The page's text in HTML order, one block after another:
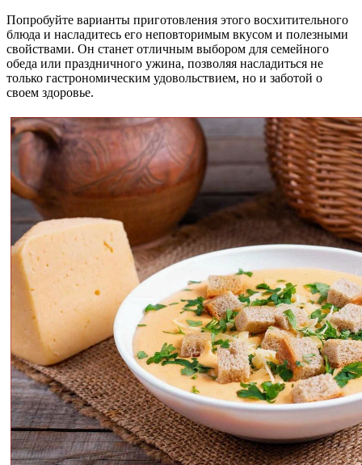
Попробуйте варианты приготовления этого восхитительного
блюда и насладитесь его неповторимым вкусом и полезными
свойствами. Он станет отличным выбором для семейного
обеда или праздничного ужина, позволяя насладиться не
только гастрономическим удовольствием, но и заботой о
своем здоровье.